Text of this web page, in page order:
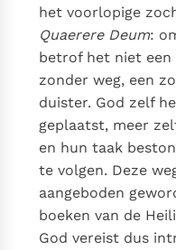
het voorlopige
Quaerere Deum:
betrof het niet
zonder weg, een
duister. God zelf
geplaatst, meer
en hun taak
te volgen. Deze
aangeboden
boeken van de
God vereist dus